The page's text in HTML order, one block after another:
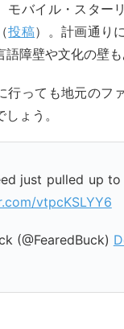
モバイル・スター
投稿）。計画通り
語障壁や文化の壁
行っても地元のフ
ょう。
just pulled up
vtpcKSLYY6
(@FearedBuck)